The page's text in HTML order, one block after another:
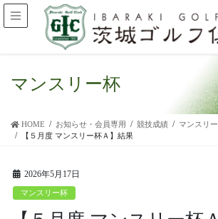
マンスリー杯
HOME お知らせ・会員専用 競技成績
マンスリ
【５月度 マンスリー杯Ａ】結果
2026年5月17日
マンスリー杯